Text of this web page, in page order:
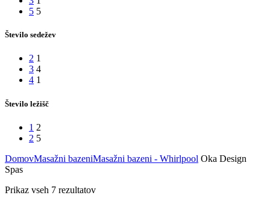
5 5
Število sedežev
2 1
3 4
4 1
Število ležišč
1 2
2 5
DomovMasažni bazeniMasažni bazeni - Whirlpool Oka Design
Spas
Prikaz vseh 7 rezultatov